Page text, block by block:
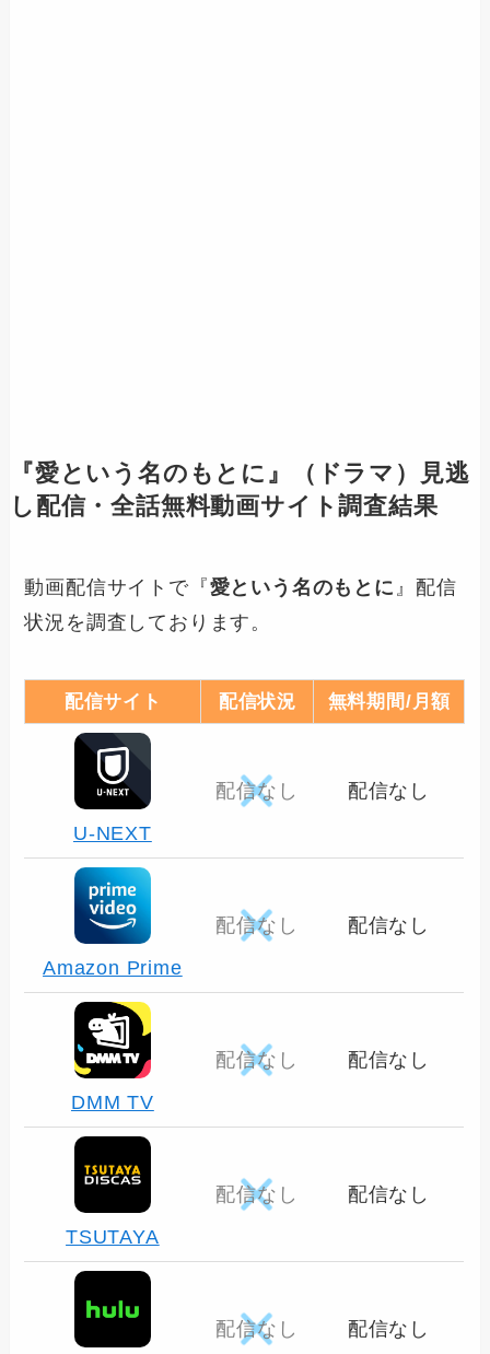
『愛という名のもとに 』（ドラマ）見逃
し配信・全話無料動画サイト調査結果
動画配信サイトで『愛という名のもとに 』配信
状況を調査しております。
配信サイト 配信状況 無料期間/月額
U-NEXT
配信なし 配信なし
Amazon Prime
配信なし 配信なし
DMM TV
配信なし 配信なし
TSUTAYA
配信なし 配信なし
配信なし 配信なし